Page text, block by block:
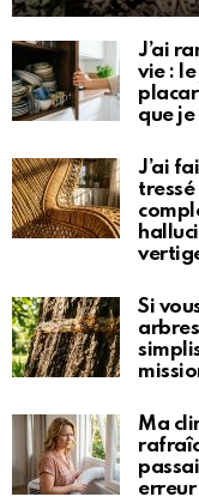
J’ai
vie :
que
J’ai
Si
Ma
erreur